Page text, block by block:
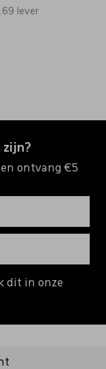
lever
ontvang €5
dit in onze